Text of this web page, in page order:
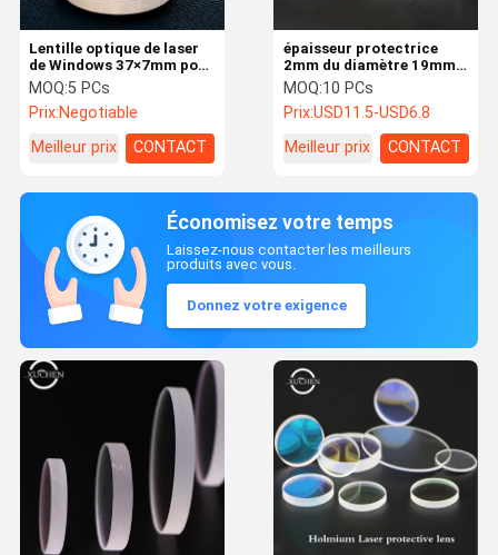
Lentille optique de laser
de Windows 37×7mm pour
Precitec Procuttor et
Lightcutter et
SolidCutter
MOQ:5 PCs
Prix:Negotiable
Meilleur prix
CONTACT
épaisseur protectrice
2mm du diamètre 19mm
de lentille de laser de fibre
de 1535nmAR H-K9L pour
la machine de laser
MOQ:10 PCs
Prix:USD11.5-USD6.8
Meilleur prix
CONTACT
Économisez votre temps
Laissez-nous contacter les meilleurs
produits avec vous.
Donnez votre exigence